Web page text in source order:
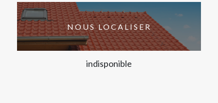
NOUS LOCALISER
indisponible